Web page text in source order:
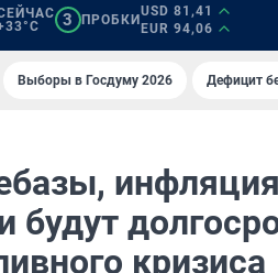
3 ПРОБКИ
USD 81,41
EUR 94,06
Выборы в Госдуму 2026 Дефицит
будут
кризиса